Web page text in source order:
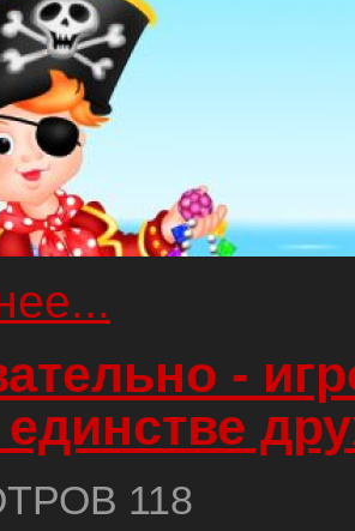
-
118